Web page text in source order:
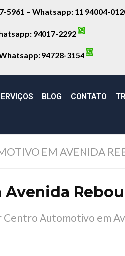
5961 – Whatsapp: 11 94004-
94017-2292
94728-3154
BLOG CONTATO
EM AVENIDA
Centro Automotivo em